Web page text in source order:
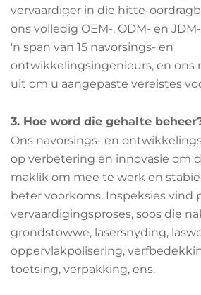
vervaardiger in die hitte-
ons volledig OEM-, ODM- en
'n span van 15 navorsings- en
ontwikkelingsingenieurs, en ons
uit om u aangepaste vereistes
3. Hoe word die gehalte
Ons navorsings- en
op verbetering en innovasie om
maklik om mee te werk en
beter voorkoms. Inspeksies vind
vervaardigingsproses, soos die
grondstowwe, lasersnyding,
oppervlakpolisering,
toetsing, verpakking, ens.